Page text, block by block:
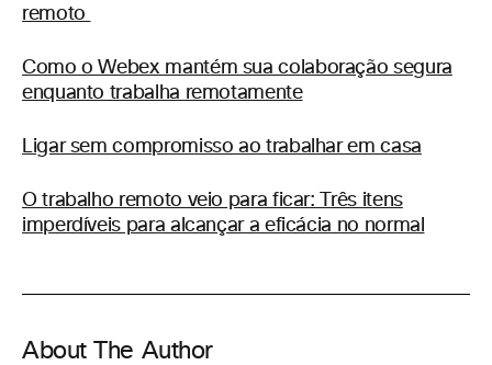
remoto
Como o Webex mantém sua colaboração segura
enquanto trabalha remotamente
Ligar sem compromisso ao trabalhar em casa
O trabalho remoto veio para ficar: Três itens
imperdíveis para alcançar a eficácia no normal
About The Author